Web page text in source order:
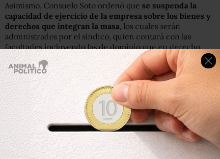
Asimismo, Consuelo Soto ordenó que se suspenda la
capacidad de ejercicio de la empresa sobre los bienes y
derechos que integran la masa, los cuales serán
administrados por el síndico, quien contará con las
facultades incluyendo las de dominio que en derecho
procedan.